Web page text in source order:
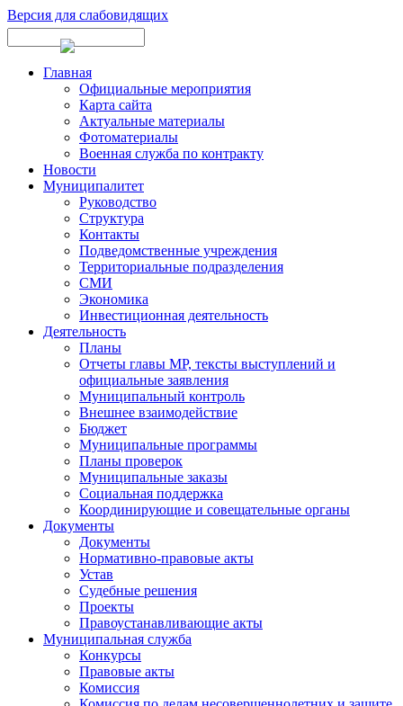
Версия для слабовидящих
Главная
Официальные мероприятия
Карта сайта
Актуальные материалы
Фотоматериалы
Военная служба по контракту
Новости
Муниципалитет
Руководство
Структура
Контакты
Подведомственные учреждения
Территориальные подразделения
СМИ
Экономика
Инвестиционная деятельность
Деятельность
Планы
Отчеты главы МР, тексты выступлений и
официальные заявления
Муниципальный контроль
Внешнее взаимодействие
Бюджет
Муниципальные программы
Планы проверок
Муниципальные заказы
Социальная поддержка
Координирующие и совещательные органы
Документы
Документы
Нормативно-правовые акты
Устав
Судебные решения
Проекты
Правоустанавливающие акты
Муниципальная служба
Конкурсы
Правовые акты
Комиссия